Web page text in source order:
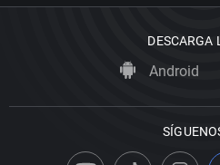
DESCARGA
Android